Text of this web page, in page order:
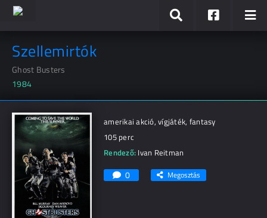
Szellemirtók
Ghost Busters
1984
amerikai akció, vígjáték, fantasy
105 perc
Rendező: Ivan Reitman
0 Megosztás